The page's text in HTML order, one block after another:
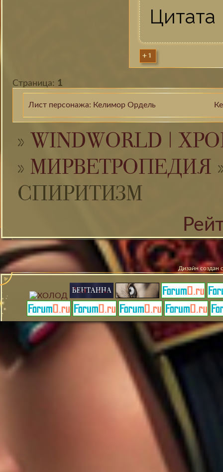
Цитата
+1
Страница: 1
Лист персонажа: Келимор Ордель
» WINDWORLD |
» МИРВЕТРОПЕДИЯ
СПИРИТИЗМ
Дизайн создан